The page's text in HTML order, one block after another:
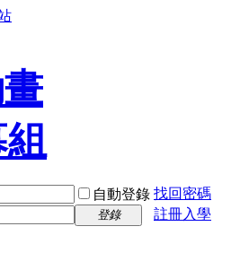
自動登錄 找回密碼
登錄 註冊入學